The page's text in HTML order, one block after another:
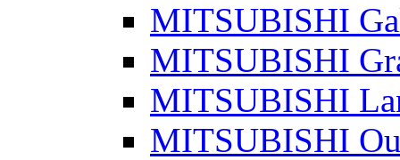
MITSUBISHI
MITSUBISHI
MITSUBISHI
MITSUBISHI